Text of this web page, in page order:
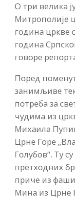
О три велика
Митрополије
година цркве
година
говоре
Поред
занимљиве
потреба за
чудима из
Михаила
Црне Горе
Голубов“. Ту
претходних
приче из
Мина из Црне